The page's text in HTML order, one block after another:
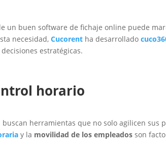
un buen software de fichaje online puede
necesidad,Cucorent ha desarrollado
estratégicas.
horario
buscan herramientas que no solo agilicen sus
y la movilidad de los empleados son